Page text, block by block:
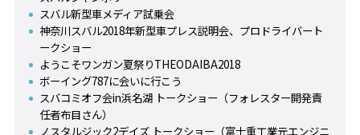
スバル新型車メディア試乗会
神奈川スバル2018年新型車プレス説明会、プロドライバート
ークショー
ようこそワンガン夏祭りTHEODAIBA2018
ボーイング787に会いに行こう
スバコミオフ会in浜名湖 トークショー（フォレスター開発責
任者布目さん）
ノスタルジック2デイズ トークショー（富士重工業元エンジニ